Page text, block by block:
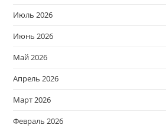
Июль 2026
Июнь 2026
Май 2026
Апрель 2026
Март 2026
Февраль 2026